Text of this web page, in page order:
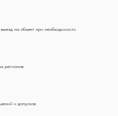
на объект при необходимости
регионов
и допусков